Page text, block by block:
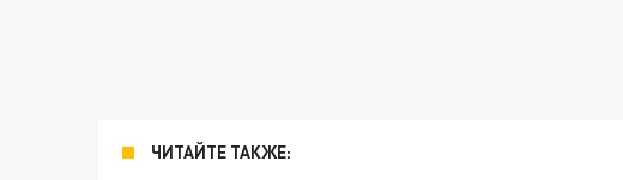
ЧИТАЙТЕ ТАКЖЕ: